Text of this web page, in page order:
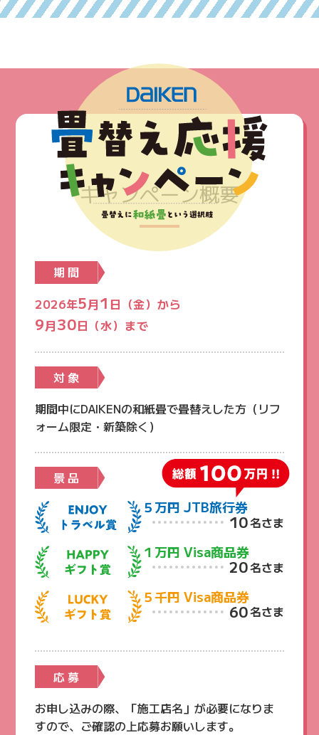
キャンペーン概要
期 間
2026年5月1 日（金）から
9月30日（水）まで
対 象
期間中にDAIKENの和紙畳で畳替えした方（リフ
ォーム限定・新築除く）
景 品
５万円 JTB旅行券
10名さま
１万円 Visa商品券
20名さま
５千円 Visa商品券
60名さま
応 募
お申し込みの際、「施工店名」が必要になりま
すので、ご確認の上応募お願いします。